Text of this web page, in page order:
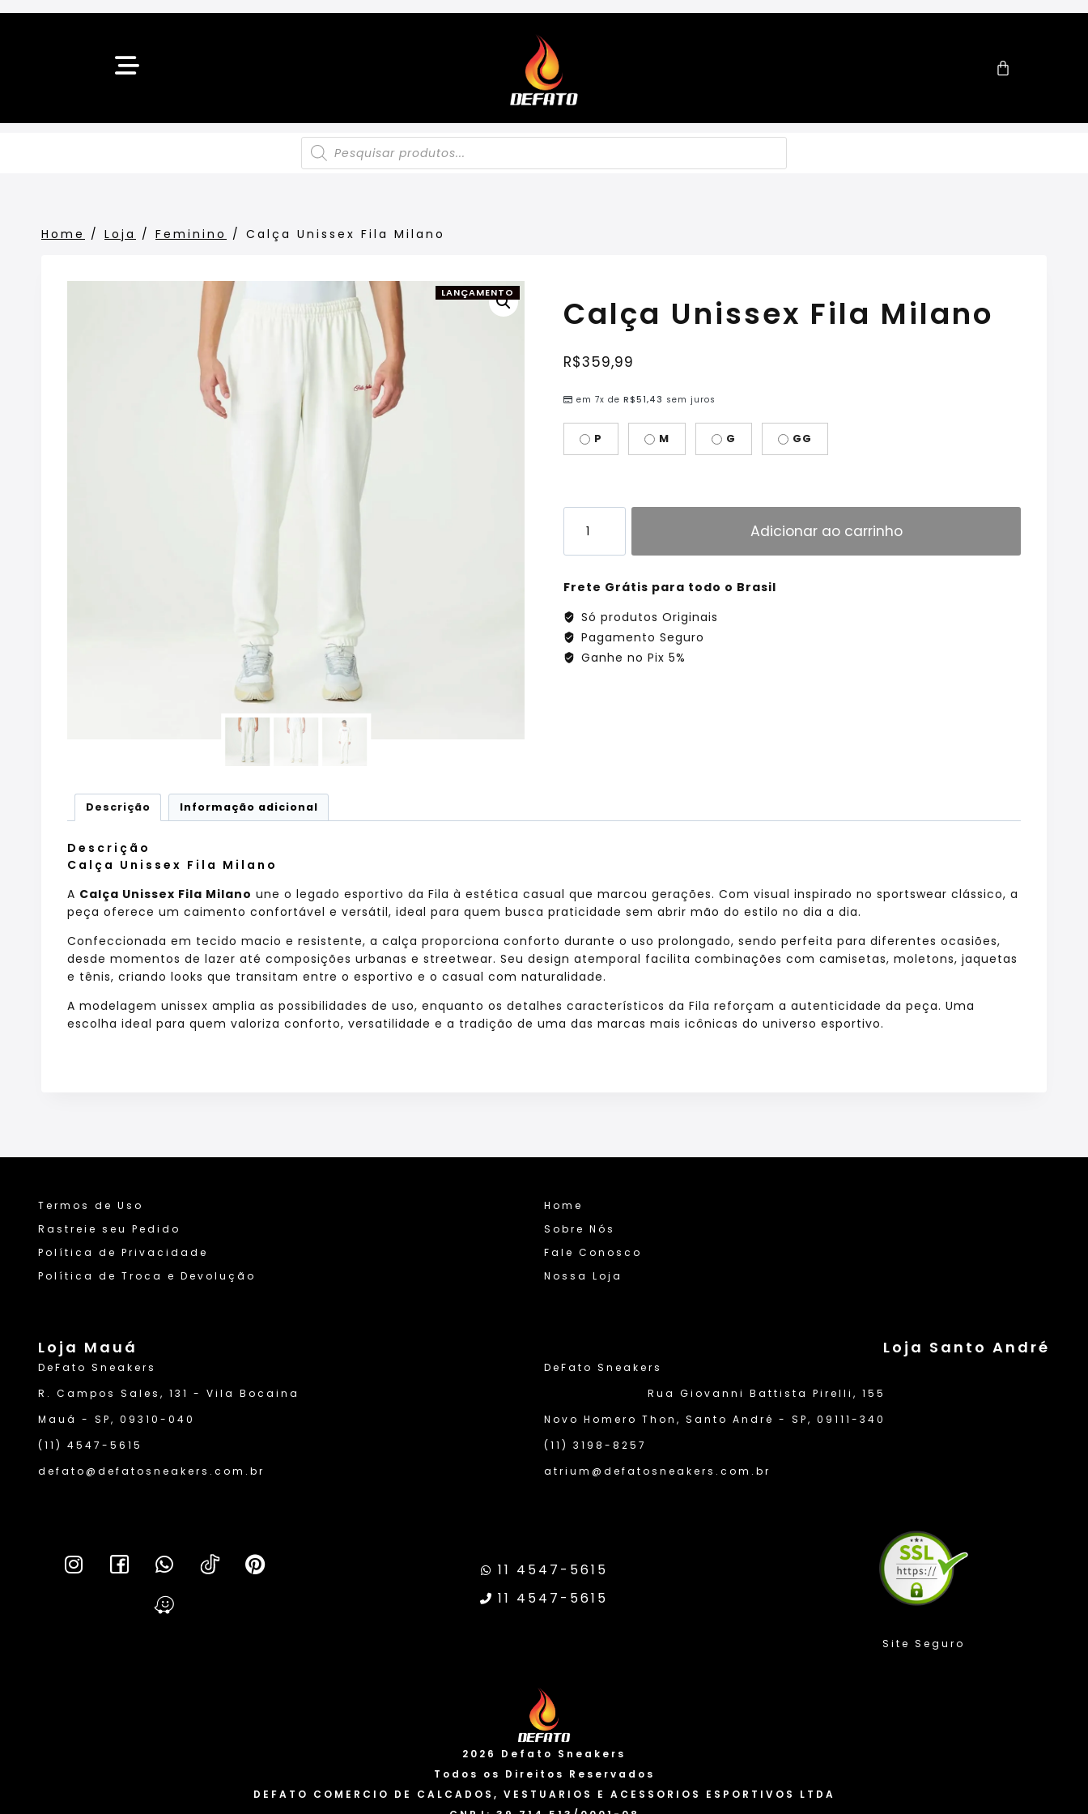
Home / Loja / Feminino / Calça Unissex Fila Milano
LANÇAMENTO
Calça Unissex Fila Milano
R$359,99
em 7x de R$51,43 sem juros
P M G GG
Adicionar ao carrinho
Frete Grátis para todo o Brasil
Só produtos Originais
Pagamento Seguro
Ganhe no Pix 5%
Descrição Informação adicional
Descrição
Calça Unissex Fila Milano
A Calça Unissex Fila Milano une o legado esportivo da Fila à estética casual que marcou gerações. Com visual inspirado no sportswear clássico, a
peça oferece um caimento confortável e versátil, ideal para quem busca praticidade sem abrir mão do estilo no dia a dia.
Confeccionada em tecido macio e resistente, a calça proporciona conforto durante o uso prolongado, sendo perfeita para diferentes ocasiões,
desde momentos de lazer até composições urbanas e streetwear. Seu design atemporal facilita combinações com camisetas, moletons, jaquetas
e tênis, criando looks que transitam entre o esportivo e o casual com naturalidade.
A modelagem unissex amplia as possibilidades de uso, enquanto os detalhes característicos da Fila reforçam a autenticidade da peça. Uma
escolha ideal para quem valoriza conforto, versatilidade e a tradição de uma das marcas mais icônicas do universo esportivo.
Termos de Uso
Rastreie seu Pedido
Política de Privacidade
Política de Troca e Devolução
Home
Sobre Nós
Fale Conosco
Nossa Loja
Loja Mauá
DeFato Sneakers
R. Campos Sales, 131 - Vila Bocaina
Mauá - SP, 09310-040
(11) 4547-5615
defato@defatosneakers.com.br
Loja Santo André
DeFato Sneakers
Rua Giovanni Battista Pirelli, 155
Novo Homero Thon, Santo André - SP, 09111-340
(11) 3198-8257
atrium@defatosneakers.com.br
11 4547-5615
11 4547-5615
Compra Protegida
2026 Defato Sneakers
Todos os Direitos Reservados
DEFATO COMERCIO DE CALCADOS, VESTUARIOS E ACESSORIOS ESPORTIVOS LTDA